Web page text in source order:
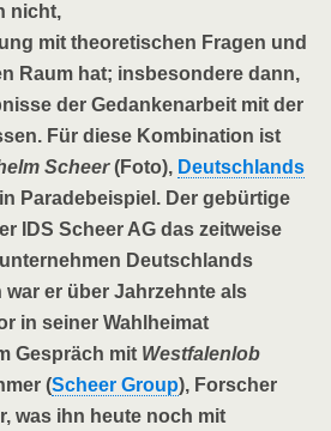
nicht,
mit theoretischen Fragen und
Raum hat; insbesondere dann,
der Gedankenarbeit mit der
Für diese Kombination ist
Scheer(Foto), Deutschlands
Paradebeispiel. Der gebürtige
IDS Scheer AG das zeitweise
Deutschlands
er über Jahrzehnte als
in seiner Wahlheimat
Gespräch mit Westfalenlob
(Scheer Group), Forscher
was ihn heute noch mit